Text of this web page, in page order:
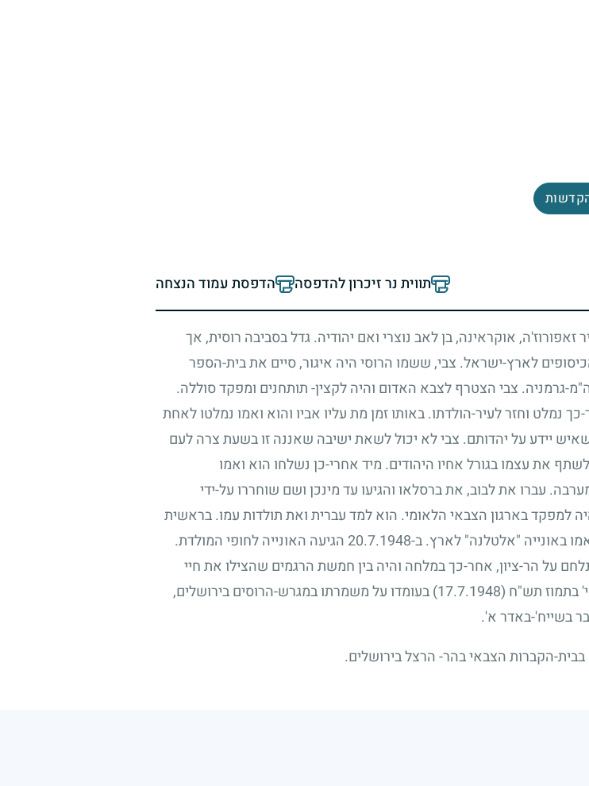
תווית נר זיכרון להדפסה הדפסת עמוד הנצחה
זאפורוז'ה, אוקראינה, בן לאב נוצרי ואם יהודיה. גדל בסביבה רוסית, אך
לארץ-ישראל. צבי, ששמו הרוסי היה איגור, סיים את בית-הספר
גרמניה. צבי הצטרף לצבא האדום והיה לקצין- תותחנים ומפקד סוללה.
וחזר לעיר-הולדתו. באותו זמן מת עליו אביו והוא ואמו נמלטו לאחת
יידע על יהדותם. צבי לא יכול לשאת ישיבה שאננה זו בשעת צרה לעם
את עצמו בגורל אחיו היהודים. מיד אחרי-כן נשלחו הוא ואמו
עברו את לבוב, את ברסלאו והגיעו עד מינכן ושם שוחררו על-ידי
למפקד בארגון הצבאי הלאומי. הוא למד עברית ואת תולדות עמו. בראשית
באונייה "אלטלנה" לארץ. ב-20.7.1948 הגיעה האונייה לחופי המולדת.
על הר-ציון, אחר-כך במלחה והיה בין חמשת הרגמים שהצילו את חיי
בתמוז תש"ח (17.7.1948)
בעומדו על משמרתו במגרש-הרוסים בירושלים,
בשייח'-באדר א'.
בבית-הקברות הצבאי בהר- הרצל בירושלים.